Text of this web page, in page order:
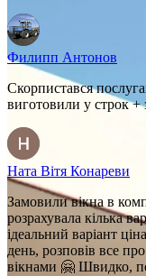
Филипп Антонов
Скорпистався
виготовили у строк
Ната Вітя Конареви
Замовили вікна в
розрахувала кілька
ідеальний варіант
день, розповів все
вікнами 🤗 Швидко,